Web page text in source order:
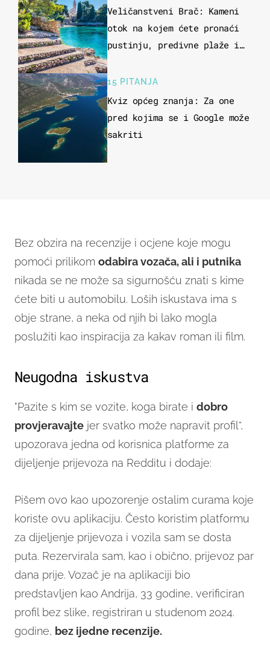
Veličanstveni Brač: Kameni
otok na kojem ćete pronaći
pustinju, predivne plaže i
15 PITANJA
Kviz općeg znanja: Za one
pred kojima se i Google može
sakriti
Bez obzira na recenzije i ocjene koje mogu
pomoći prilikom odabira vozača, ali i putnika
nikada se ne može sa sigurnošću znati s kime
ćete biti u automobilu. Loših iskustava ima s
obje strane, a neka od njih bi lako mogla
poslužiti kao inspiracija za kakav roman ili film.
Neugodna iskustva
"Pazite s kim se vozite, koga birate i dobro
provjeravajte jer svatko može napravit profil“,
upozorava jedna od korisnica platforme za
dijeljenje prijevoza na Redditu i dodaje:
Pišem ovo kao upozorenje ostalim curama koje
koriste ovu aplikaciju. Često koristim platformu
za dijeljenje prijevoza i vozila sam se dosta
puta. Rezervirala sam, kao i obično, prijevoz par
dana prije. Vozač je na aplikaciji bio
predstavljen kao Andrija, 33 godine, verificiran
profil bez slike, registriran u studenom 2024.
godine, bez ijedne recenzije.